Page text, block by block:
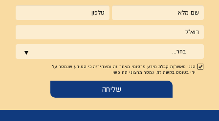
שם
מלא
טלפון
אימייל
בחר...
הנני מאשר/ת קבלת מידע פרסומי מאתר זה ומצהיר/ה כי המידע שנמסר על
ידי בטופס בקשה זה, נמסר מרצוני החופשי